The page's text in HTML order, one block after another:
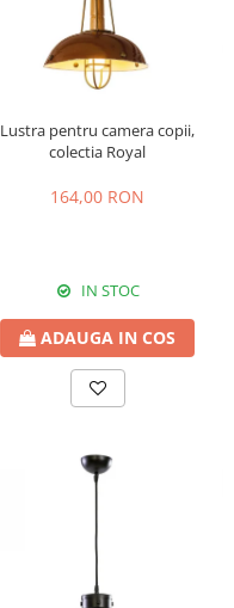
Lustra pentru camera copii,
colectia Royal
164,00 RON
IN STOC
ADAUGA IN COS